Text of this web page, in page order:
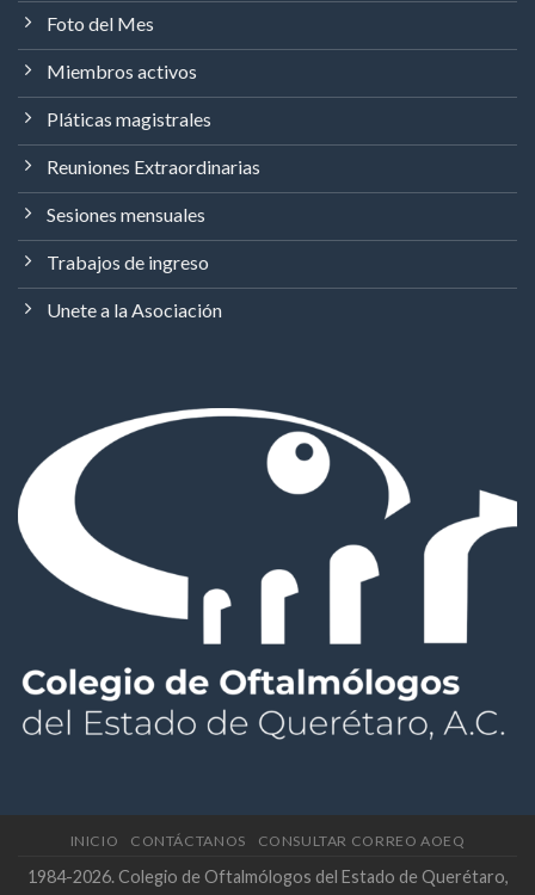
Foto del Mes
Miembros activos
Pláticas magistrales
Reuniones Extraordinarias
Sesiones mensuales
Trabajos de ingreso
Unete a la Asociación
INICIO CONTÁCTANOS CONSULTAR CORREO AOEQ
1984-2026. Colegio de Oftalmólogos del Estado de Querétaro,